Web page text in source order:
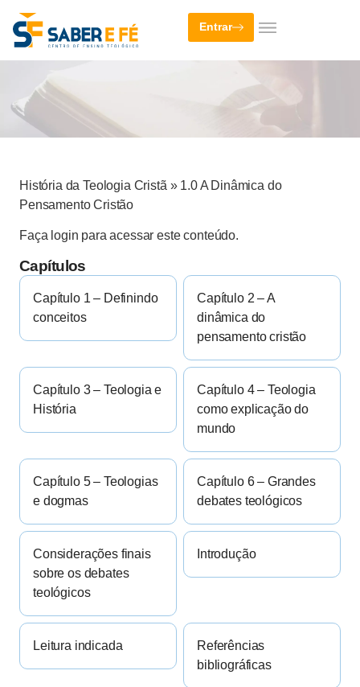
Entrar
História da Teologia Cristã » 1.0 A Dinâmica do
Pensamento Cristão
Faça login para acessar este conteúdo.
Capítulos
Capítulo 1 – Definindo
conceitos
Capítulo 2 – A
dinâmica do
pensamento cristão
Capítulo 3 – Teologia e
História
Capítulo 4 – Teologia
como explicação do
mundo
Capítulo 5 – Teologias
e dogmas
Capítulo 6 – Grandes
debates teológicos
Considerações finais
sobre os debates
teológicos
Introdução
Leitura indicada
Referências
bibliográficas